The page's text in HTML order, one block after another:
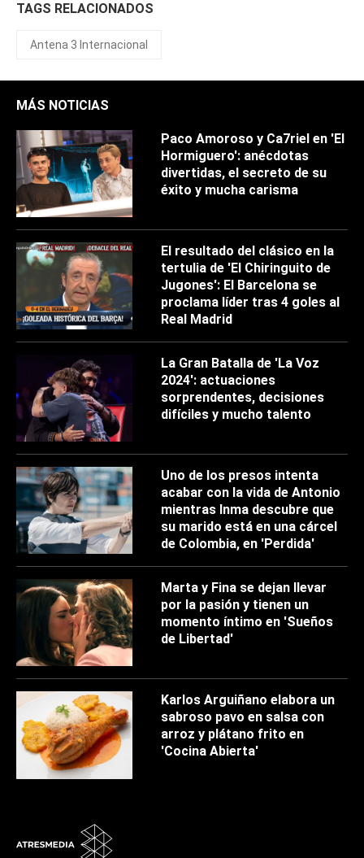
TAGS RELACIONADOS
Antena 3 Internacional
MÁS NOTICIAS
Paco Amoroso y Ca7riel en 'El
Hormiguero': anécdotas
divertidas, el secreto de su
éxito y mucha carisma
El resultado del clásico en la
tertulia de 'El Chiringuito de
Jugones': El Barcelona se
proclama líder tras 4 goles al
Real Madrid
La Gran Batalla de 'La Voz
2024': actuaciones
sorprendentes, decisiones
difíciles y mucho talento
Uno de los presos intenta
acabar con la vida de Antonio
mientras Inma descubre que
su marido está en una cárcel
de Colombia, en 'Perdida'
Marta y Fina se dejan llevar
por la pasión y tienen un
momento íntimo en 'Sueños
de Libertad'
Karlos Arguiñano elabora un
sabroso pavo en salsa con
arroz y plátano frito en
'Cocina Abierta'